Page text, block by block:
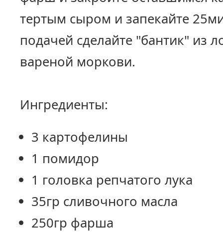
тертым сыром и запекайте
подачей сделайте "бантик" из
вареной моркови.
Ингредиенты:
3 картофелины
1 помидор
1 головка репчатого лука
35гр сливочного масла
250гр фарша